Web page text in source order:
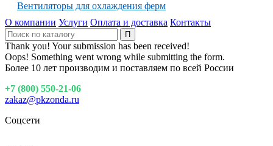
Вентиляторы для охлаждения ферм
О компании Услуги Оплата и доставка Контакты
Thank you! Your submission has been received!
Oops! Something went wrong while submitting the form.
Более 10 лет производим и поставляем по всей России
+7 (800) 550-21-06
zakaz@pkzonda.ru
Соцсети